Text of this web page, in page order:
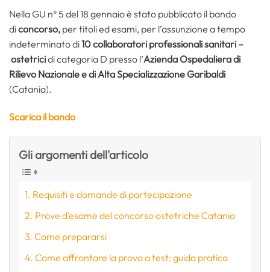
Nella GU n° 5 del 18 gennaio è stato pubblicato il bando
diconcorso, per titoli ed esami, per l’assunzione a tempo
indeterminato di10 collaboratori professionali sanitari –
ostetricidi categoria D presso l’Azienda Ospedaliera di
Rilievo Nazionale e di Alta Specializzazione Garibaldi
(Catania).
Scarica il bando
Gli argomenti dell'articolo
Requisiti e domande di partecipazione
Prove d’esame del concorso ostetriche Catania
Come prepararsi
Come affrontare la prova a test: guida pratica